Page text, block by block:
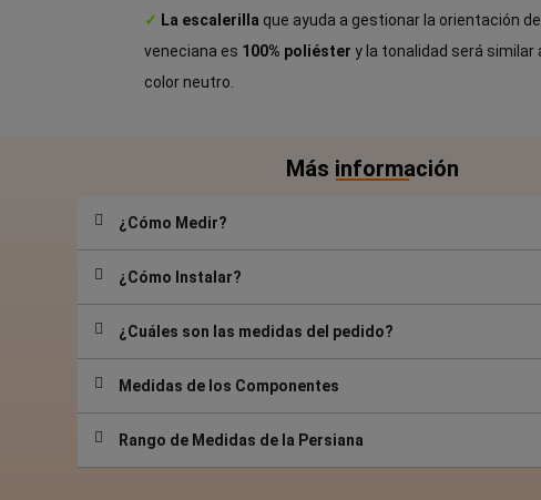
✓ La escalerilla que ayuda a gestionar la orientación
veneciana es 100% poliéster y la tonalidad será similar
color neutro.
Más información
¿Cómo Medir?
¿Cómo Instalar?
¿Cuáles son las medidas del pedido?
Medidas de los Componentes
Rango de Medidas de la Persiana